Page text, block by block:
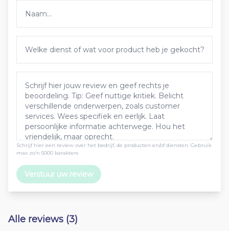
Schrijf hier een review over het bedrijf, de producten en/of diensten. Gebruik
max zo’n 5000 karakters
Verstuur uw review
Alle reviews (3)